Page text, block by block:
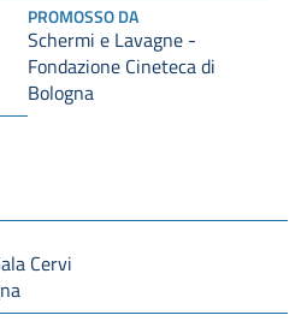
Cervi
PROMOSSO DA
Schermi e Lavagne -
Fondazione Cineteca di
Bologna